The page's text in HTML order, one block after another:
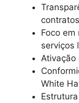
Foco
serviços
Ativação
White